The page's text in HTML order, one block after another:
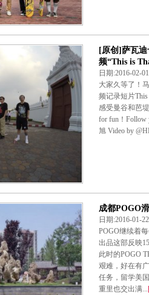
[原创]萨瓦
频“This is
日期:2016-
大家久等了！
频记录短片
感受曼谷和芭
for fun！Follow
旭 Video by
成都POGO
日期:2016-
POGO继续着
出品这部反映
此时的POGO
艰难，好在有
任务，留学美
重里也交出满...